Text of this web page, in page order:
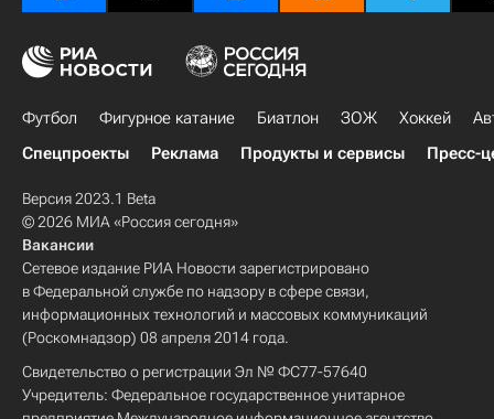
Футбол Фигурное катание Биатлон ЗОЖ Хоккей
Спецпроекты
Реклама Продукты и сервисы Пресс-
Версия 2023.1 Beta
© 2026 МИА «Россия сегодня»
Вакансии
Сетевое издание РИА Новости зарегистрировано
в Федеральной службе по надзору в сфере связи,
информационных технологий и массовых коммуникаций
(Роскомнадзор) 08 апреля 2014 года.
Свидетельство о регистрации Эл № ФС77-57640
Учредитель: Федеральное государственное унитарное